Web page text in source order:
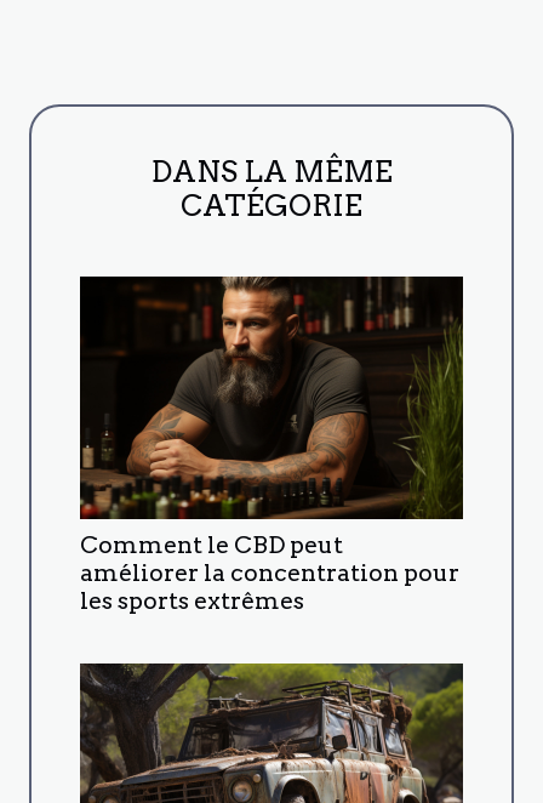
DANS LA MÊME
CATÉGORIE
Comment le CBD peut
améliorer la concentration pour
les sports extrêmes